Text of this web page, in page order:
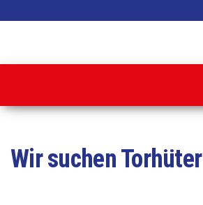
Wir suchen Torhüter